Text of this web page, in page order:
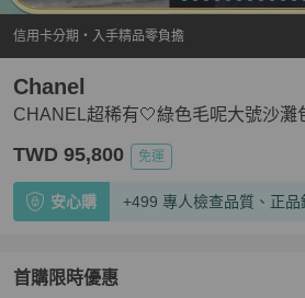
信用卡分期・入手精品零負擔
CHANEL超稀有🤍綠色毛呢大號沙灘
Chanel
TWD 95,800 免運
安心購 +499 專人檢查品質、正品
首購限時優惠